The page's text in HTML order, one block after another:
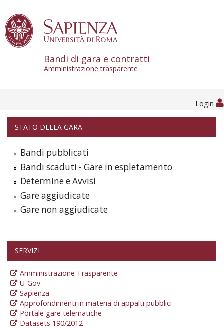
Bandi di gara e contratti
Amministrazione trasparente
Login
STATO DELLA GARA
Bandi pubblicati
Bandi scaduti - Gare in espletamento
Determine e Avvisi
Gare aggiudicate
Gare non aggiudicate
SERVIZI
Amministrazione Trasparente
U-Gov
Sapienza
Approfondimenti in materia di appalti pubblici
Portale gare telematiche
Datasets 190/2012